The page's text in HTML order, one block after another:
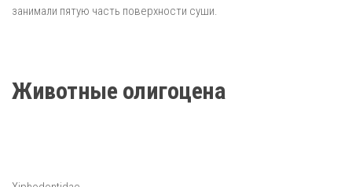
занимали пятую часть поверхности суши.
Животные олигоцена